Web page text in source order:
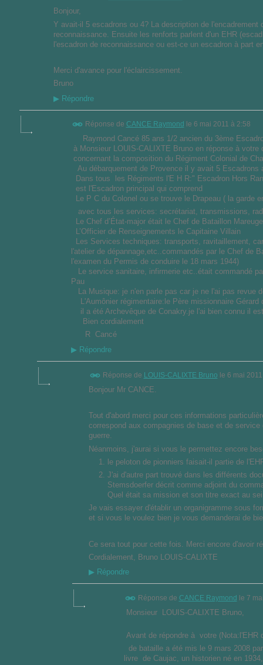
Bonjour,
Y avait-il 5 escadrons ou 4? La description de
reconnaissance. Ensuite les renforts parlent d'un EHR
l'escadron de reconnaissance ou est-ce un escadron à part
Merci d'avance pour l'éclaircissement.
Bruno
▶ Répondre
Réponse de CANCE Raymond le 6 mai 2011 à 2:58
Raymond Cancé 85 ans 1/2 ancien du 3ème
à Monsieur LOUIS-CALIXTE Bruno en réponse à
concernant la composition du Régiment Colonial de
Au débarquement de Provence il y avait 5 Escadrons
Dans tous les Régiments l'E H R:" Escadron Hors
est l'Escadron principal qui comprend
Le P C du Colonel ou se trouve le Drapeau ( la garde
avec tous les services: secrétariat, transmissions,
Le Chef d’État-major était le Chef de Bataillon
L’Officier de Renseignements le Capitaine Villain
Les Services techniques: transports, ravitaillement,
l'atelier de dépannage,etc..commandés par le Chef
l'examen du Permis de conduire le 18 mars 1944)
Le service sanitaire, infirmerie etc..était commandé
Pau
La Musique: je n'en parle pas car je ne l'ai pas revue
L'Aumônier régimentaire:le Père missionnaire
il a été Archevêque de Conakry.je l'ai bien connu il
Bien cordialement
R Cancé
▶ Répondre
Réponse de LOUIS-CALIXTE Bruno le 6 mai
Bonjour Mr CANCE.
Tout d'abord merci pour ces informations
correspond aux compagnies de base et de
guerre.
Néanmoins, j'aurai si vous le permettez encore
le peloton de pionniers faisait-il partie de
J'ai d'autre part trouvé dans les différents
Stemsdoerfer décrit comme adjoint du
Quel était sa mission et son titre exact au
Je vais essayer d'établir un organigramme sous
et si vous le voulez bien je vous demanderai de
Ce sera tout pour cette fois. Merci encore d'avoir
Cordialement, Bruno LOUIS-CALIXTE
▶ Répondre
Réponse de CANCE Raymond le 7
Monsieur LOUIS-CALIXTE Bruno,
Avant de répondre à votre (Nota:l'EHR
de bataille a été mis le 9 mars 2008
livre de Caujac, un historien né en